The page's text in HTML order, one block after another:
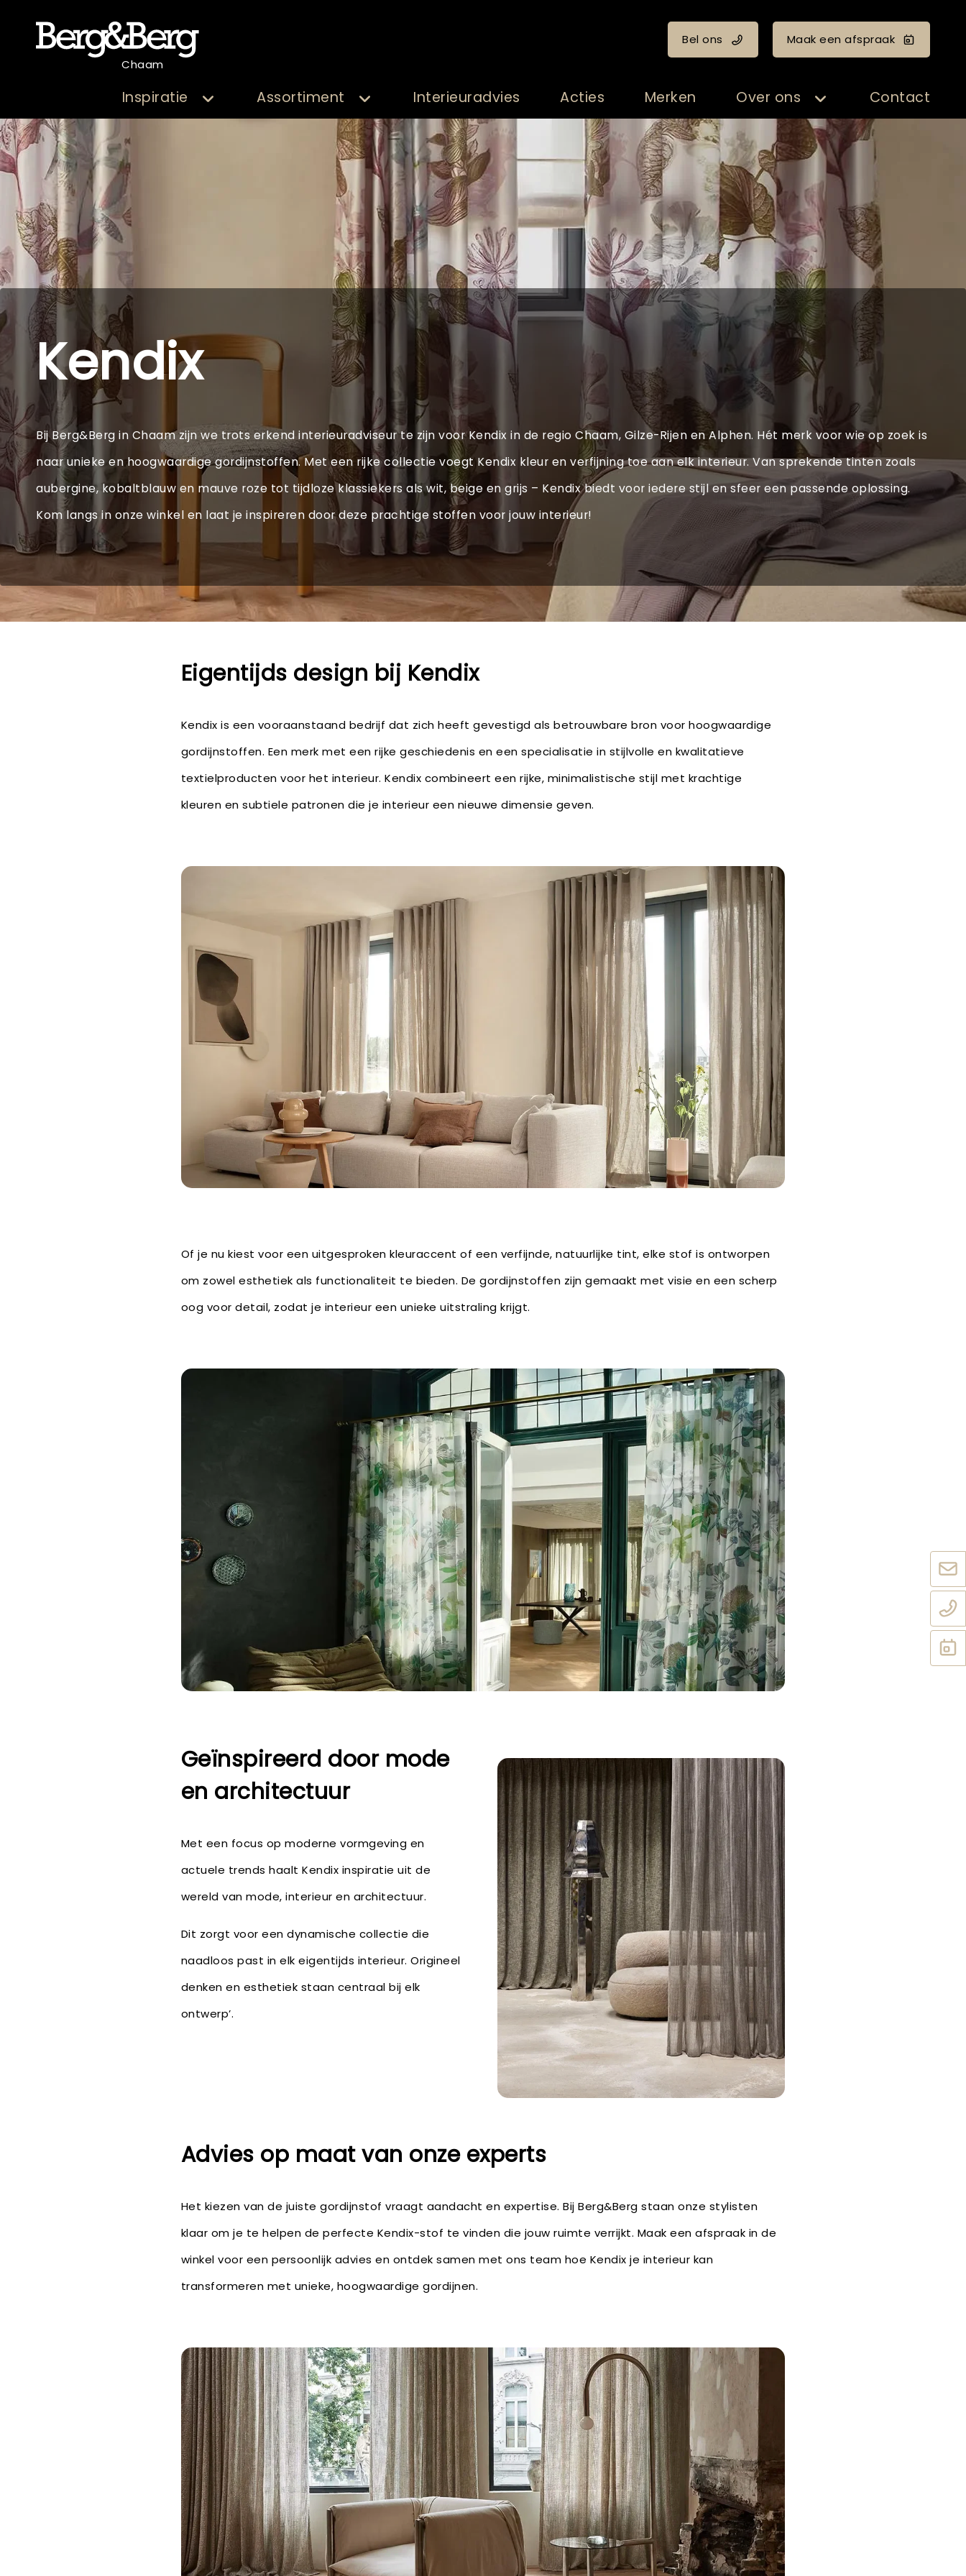
Chaam
Bel ons Maak een afspraak
Inspiratie Assortiment Interieuradvies Acties Merken Over ons Contact
Kendix
Bij Berg&Berg in Chaam zijn we trots erkend interieuradviseur te zijn voor Kendix in de regio Chaam, Gilze-Rijen en Alphen. Hét merk voor wie op zoek is
naar unieke en hoogwaardige gordijnstoffen. Met een rijke collectie voegt Kendix kleur en verfijning toe aan elk interieur. Van sprekende tinten zoals
aubergine, kobaltblauw en mauve roze tot tijdloze klassiekers als wit, beige en grijs – Kendix biedt voor iedere stijl en sfeer een passende oplossing.
Kom langs in onze winkel en laat je inspireren door deze prachtige stoffen voor jouw interieur!
Eigentijds design bij Kendix
Kendix is een vooraanstaand bedrijf dat zich heeft gevestigd als betrouwbare bron voor hoogwaardige
gordijnstoffen. Een merk met een rijke geschiedenis en een specialisatie in stijlvolle en kwalitatieve
textielproducten voor het interieur. Kendix combineert een rijke, minimalistische stijl met krachtige
kleuren en subtiele patronen die je interieur een nieuwe dimensie geven.
Of je nu kiest voor een uitgesproken kleuraccent of een verfijnde, natuurlijke tint, elke stof is ontworpen
om zowel esthetiek als functionaliteit te bieden. De gordijnstoffen zijn gemaakt met visie en een scherp
oog voor detail, zodat je interieur een unieke uitstraling krijgt.
Geïnspireerd door mode
en architectuur
Met een focus op moderne vormgeving en
actuele trends haalt Kendix inspiratie uit de
wereld van mode, interieur en architectuur.
Dit zorgt voor een dynamische collectie die
naadloos past in elk eigentijds interieur. Origineel
denken en esthetiek staan centraal bij elk
ontwerp’.
Advies op maat van onze experts
Het kiezen van de juiste gordijnstof vraagt aandacht en expertise. Bij Berg&Berg staan onze stylisten
klaar om je te helpen de perfecte Kendix-stof te vinden die jouw ruimte verrijkt. Maak een afspraak in de
winkel voor een persoonlijk advies en ontdek samen met ons team hoe Kendix je interieur kan
transformeren met unieke, hoogwaardige gordijnen.